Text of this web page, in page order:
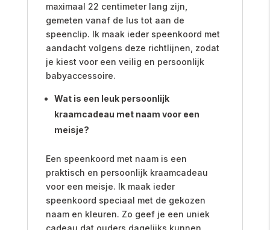
maximaal 22 centimeter lang zijn,
gemeten vanaf de lus tot aan de
speenclip. Ik maak ieder speenkoord met
aandacht volgens deze richtlijnen, zodat
je kiest voor een veilig en persoonlijk
babyaccessoire.
Wat is een leuk persoonlijk
kraamcadeau met naam voor een
meisje?
Een speenkoord met naam is een
praktisch en persoonlijk kraamcadeau
voor een meisje. Ik maak ieder
speenkoord speciaal met de gekozen
naam en kleuren. Zo geef je een uniek
cadeau dat ouders dagelijks kunnen